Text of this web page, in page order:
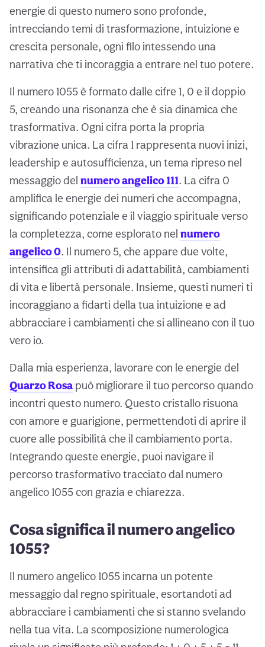
energie di questo numero sono profonde,
intrecciando temi di trasformazione, intuizione e
crescita personale, ogni filo intessendo una
narrativa che ti incoraggia a entrare nel tuo potere.
Il numero 1055 è formato dalle cifre 1, 0 e il doppio
5, creando una risonanza che è sia dinamica che
trasformativa. Ogni cifra porta la propria
vibrazione unica. La cifra 1 rappresenta nuovi inizi,
leadership e autosufficienza, un tema ripreso nel
messaggio del numero angelico 111. La cifra 0
amplifica le energie dei numeri che accompagna,
significando potenziale e il viaggio spirituale verso
la completezza, come esplorato nel numero
angelico 0. Il numero 5, che appare due volte,
intensifica gli attributi di adattabilità, cambiamenti
di vita e libertà personale. Insieme, questi numeri ti
incoraggiano a fidarti della tua intuizione e ad
abbracciare i cambiamenti che si allineano con il tuo
vero io.
Dalla mia esperienza, lavorare con le energie del
Quarzo Rosa può migliorare il tuo percorso quando
incontri questo numero. Questo cristallo risuona
con amore e guarigione, permettendoti di aprire il
cuore alle possibilità che il cambiamento porta.
Integrando queste energie, puoi navigare il
percorso trasformativo tracciato dal numero
angelico 1055 con grazia e chiarezza.
Cosa significa il numero angelico
1055?
Il numero angelico 1055 incarna un potente
messaggio dal regno spirituale, esortandoti ad
abbracciare i cambiamenti che si stanno svelando
nella tua vita. La scomposizione numerologica